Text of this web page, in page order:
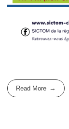
Read More